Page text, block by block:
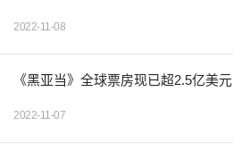
2022-11-08
《黑亚当》全球票房现已超2.5亿美元
2022-11-07